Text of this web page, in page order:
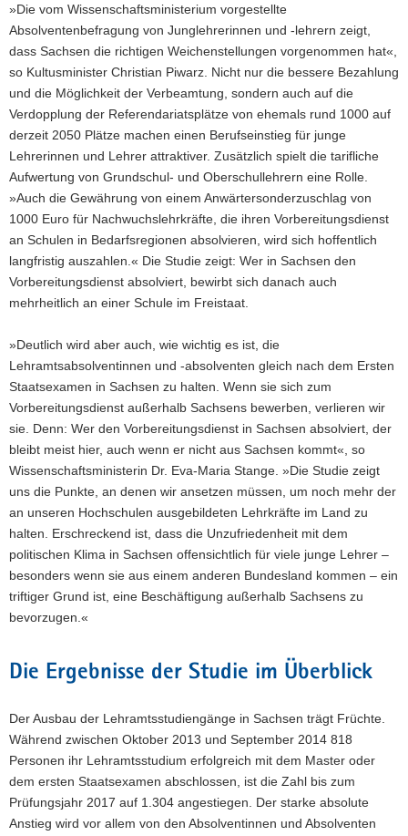
»Die vom Wissenschaftsministerium vorgestellte
Absolventenbefragung von Junglehrerinnen und -lehrern zeigt,
dass Sachsen die richtigen Weichenstellungen vorgenommen hat«,
so Kultusminister Christian Piwarz. Nicht nur die bessere Bezahlung
und die Möglichkeit der Verbeamtung, sondern auch auf die
Verdopplung der Referendariatsplätze von ehemals rund 1000 auf
derzeit 2050 Plätze machen einen Berufseinstieg für junge
Lehrerinnen und Lehrer attraktiver. Zusätzlich spielt die tarifliche
Aufwertung von Grundschul- und Oberschullehrern eine Rolle.
»Auch die Gewährung von einem Anwärtersonderzuschlag von
1000 Euro für Nachwuchslehrkräfte, die ihren Vorbereitungsdienst
an Schulen in Bedarfsregionen absolvieren, wird sich hoffentlich
langfristig auszahlen.« Die Studie zeigt: Wer in Sachsen den
Vorbereitungsdienst absolviert, bewirbt sich danach auch
mehrheitlich an einer Schule im Freistaat.
»Deutlich wird aber auch, wie wichtig es ist, die
Lehramtsabsolventinnen und -absolventen gleich nach dem Ersten
Staatsexamen in Sachsen zu halten. Wenn sie sich zum
Vorbereitungsdienst außerhalb Sachsens bewerben, verlieren wir
sie. Denn: Wer den Vorbereitungsdienst in Sachsen absolviert, der
bleibt meist hier, auch wenn er nicht aus Sachsen kommt«, so
Wissenschaftsministerin Dr. Eva-Maria Stange. »Die Studie zeigt
uns die Punkte, an denen wir ansetzen müssen, um noch mehr der
an unseren Hochschulen ausgebildeten Lehrkräfte im Land zu
halten. Erschreckend ist, dass die Unzufriedenheit mit dem
politischen Klima in Sachsen offensichtlich für viele junge Lehrer –
besonders wenn sie aus einem anderen Bundesland kommen – ein
triftiger Grund ist, eine Beschäftigung außerhalb Sachsens zu
bevorzugen.«
Die Ergebnisse der Studie im Überblick
Der Ausbau der Lehramtsstudiengänge in Sachsen trägt Früchte.
Während zwischen Oktober 2013 und September 2014 818
Personen ihr Lehramtsstudium erfolgreich mit dem Master oder
dem ersten Staatsexamen abschlossen, ist die Zahl bis zum
Prüfungsjahr 2017 auf 1.304 angestiegen. Der starke absolute
Anstieg wird vor allem von den Absolventinnen und Absolventen